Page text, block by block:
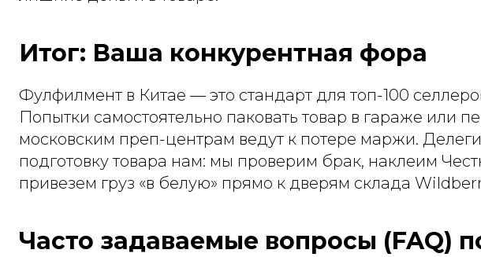
Итог: Ваша конкурентная фора
Фулфилмент в Китае — это стандарт для топ-100
Попытки самостоятельно паковать товар в гараже или
московским преп-центрам ведут к потере маржи.
подготовку товара нам: мы проверим брак, наклеим
привезем груз «в белую» прямо к дверям склада
Часто задаваемые вопросы (FAQ)